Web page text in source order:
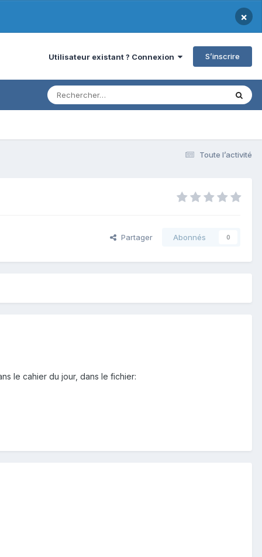
×
Utilisateur existant ? Connexion S’inscrire
Toute l’activité
Partager Abonnés 0
le cahier du jour, dans le fichier: